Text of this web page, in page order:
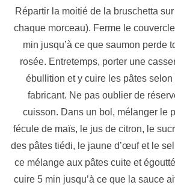
Répartir la moitié de la bruschetta
chaque morceau). Ferme le
min jusqu’à ce que saumon perde
rosée. Entretemps, porter une
ébullition et y cuire les pâtes
fabricant. Ne pas oublier de
cuisson. Dans un bol, mélanger le
fécule de maïs, le jus de citron, le
des pâtes tiédi, le jaune d’œuf et le
ce mélange aux pâtes cuite et
cuire 5 min jusqu’à ce que la sauce